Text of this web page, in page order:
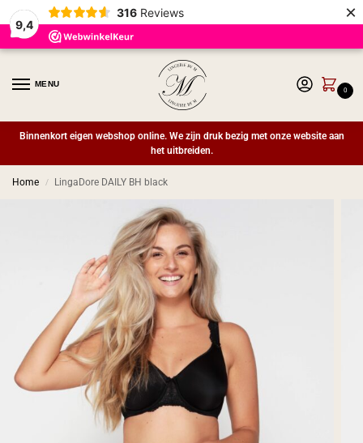
9,4
316 Reviews ×
MENU
0
Binnenkort eigen webshop online. We zijn druk bezig met onze website aan
het uitbreiden.
Home / LingaDore DAILY BH black